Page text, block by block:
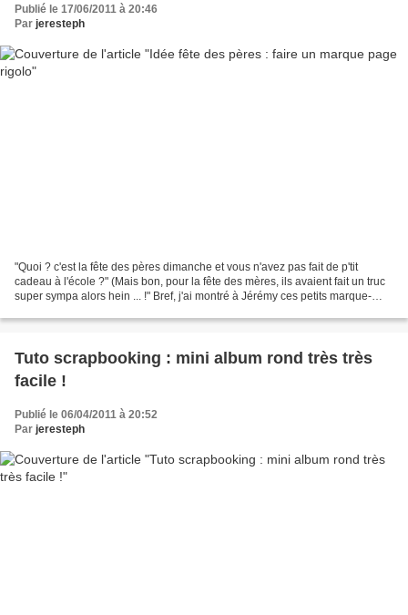
Publié le 17/06/2011 à 20:46
Par jeresteph
"Quoi ? c'est la fête des pères dimanche et vous n'avez pas fait de p'tit
cadeau à l'école ?" (Mais bon, pour la fête des mères, ils avaient fait un truc
super sympa alors hein ... !" Bref, j'ai montré à Jérémy ces petits marque-
Tuto scrapbooking : mini album rond très très
facile !
Publié le 06/04/2011 à 20:52
Par jeresteph